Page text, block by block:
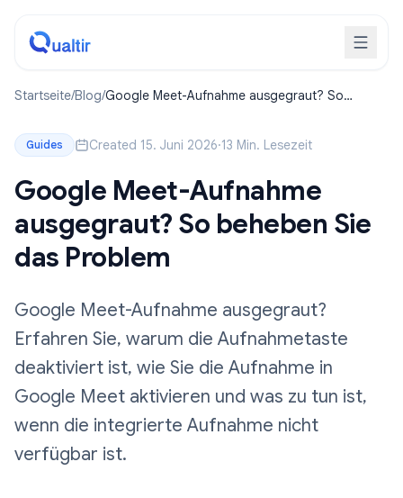
Startseite/Blog/Google Meet-Aufnahme ausgegraut? So
Guides Created 15. Juni 2026·13 Min. Lesezeit
Google Meet-Aufnahme
ausgegraut? So beheben Sie
das Problem
Google Meet-Aufnahme ausgegraut?
Erfahren Sie, warum die Aufnahmetaste
deaktiviert ist, wie Sie die Aufnahme in
Google Meet aktivieren und was zu tun ist,
wenn die integrierte Aufnahme nicht
verfügbar ist.